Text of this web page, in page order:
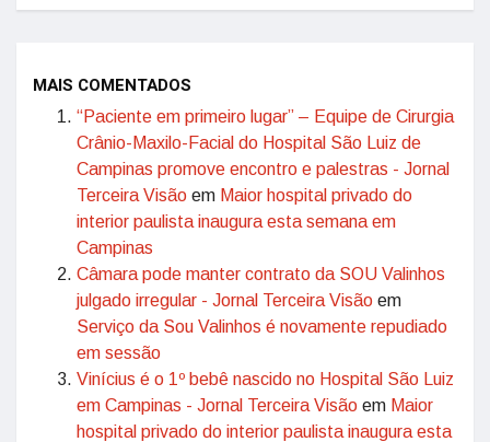
MAIS COMENTADOS
“Paciente em primeiro lugar” – Equipe de Cirurgia
Crânio-Maxilo-Facial do Hospital São Luiz de
Campinas promove encontro e palestras - Jornal
Terceira Visão em Maior hospital privado do
interior paulista inaugura esta semana em
Campinas
Câmara pode manter contrato da SOU Valinhos
julgado irregular - Jornal Terceira Visão em
Serviço da Sou Valinhos é novamente repudiado
em sessão
Vinícius é o 1º bebê nascido no Hospital São Luiz
em Campinas - Jornal Terceira Visão em Maior
hospital privado do interior paulista inaugura esta